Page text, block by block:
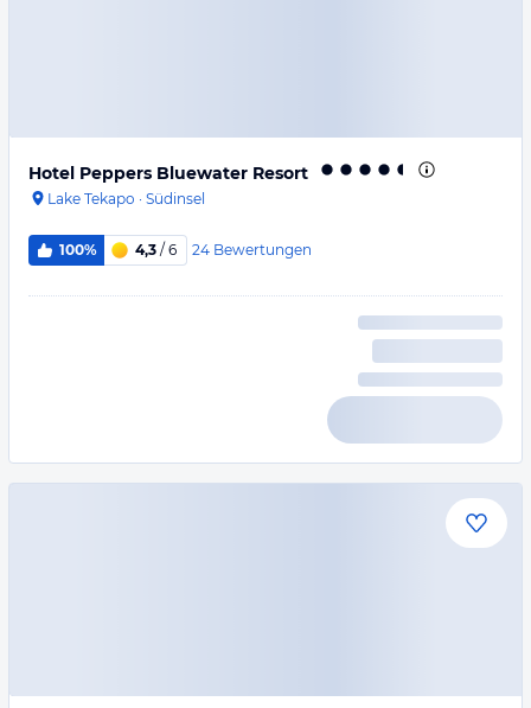
Hotel Peppers Bluewater Resort
Lake Tekapo · Südinsel
100% 4,3 / 6 24 Bewertungen